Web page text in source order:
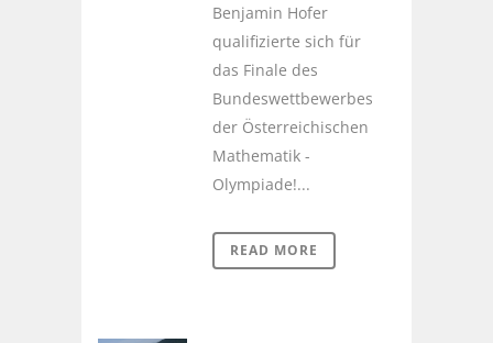
Benjamin Hofer
qualifizierte sich für
das Finale des
Bundeswettbewerbes
der Österreichischen
Mathematik -
Olympiade!...
READ MORE